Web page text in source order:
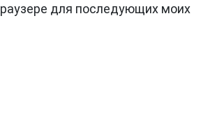
для последующих моих